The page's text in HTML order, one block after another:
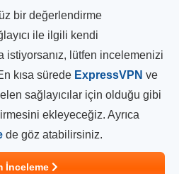
bir değerlendirme
ile ilgili kendi
lütfen incelemenizi
kısa sürede ExpressVPN ve
sağlayıcılar için olduğu gibi
ekleyeceğiz. Ayrıca
de göz atabilirsiniz.
İnceleme